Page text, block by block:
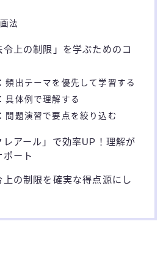
法
上の制限」を学ぶためのコ
頻出テーマを優先して学習する
具体例で理解する
問題演習で要点を絞り込む
レアール」で効率UP！理解が
ート
上の制限を確実な得点源にし